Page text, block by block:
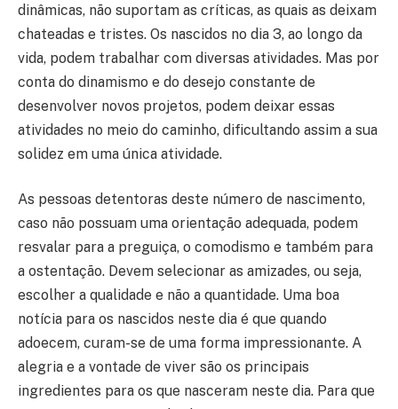
dinâmicas, não suportam as críticas, as quais as deixam
chateadas e tristes. Os nascidos no dia 3, ao longo da
vida, podem trabalhar com diversas atividades. Mas por
conta do dinamismo e do desejo constante de
desenvolver novos projetos, podem deixar essas
atividades no meio do caminho, dificultando assim a sua
solidez em uma única atividade.
As pessoas detentoras deste número de nascimento,
caso não possuam uma orientação adequada, podem
resvalar para a preguiça, o comodismo e também para
a ostentação. Devem selecionar as amizades, ou seja,
escolher a qualidade e não a quantidade. Uma boa
notícia para os nascidos neste dia é que quando
adoecem, curam-se de uma forma impressionante. A
alegria e a vontade de viver são os principais
ingredientes para os que nasceram neste dia. Para que